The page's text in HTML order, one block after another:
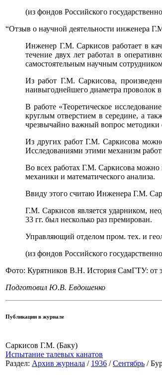
(из фондов Российского
“Отзыв о научной деятельности инженера
Инженер Г.М. Саркисов работает в
течение двух лет работал в
самостоятельным научным
Из работ Г.М. Саркисова,
наивыгоднейшего диаметра проволок
В работе «Теоретическое
круглым отверстием в середине, а
чрезвычайно важный вопрос
Из других работ Г.М. Саркисова
Исследованиями этими механизм
Во всех работах Г.М. Саркисова можно
механики и математического анализа.
Ввиду этого считаю Инженера Г.М.
Г.М. Саркисов является ударником,
33 гг. был несколько раз премирован.
Управляющий отделом пром. тех. и
(из фондов Российского
Фото: Курятников В.Н. История СамГТУ: от
Подготовил Ю.В. Евдошенко
Публикации в журнале
Саркисов Г.М. (Баку)
Испытание талевых канатов
Раздел: Архив журнала / 1936 /Сентябрь /